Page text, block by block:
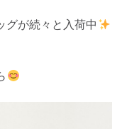
グが続々と入荷中